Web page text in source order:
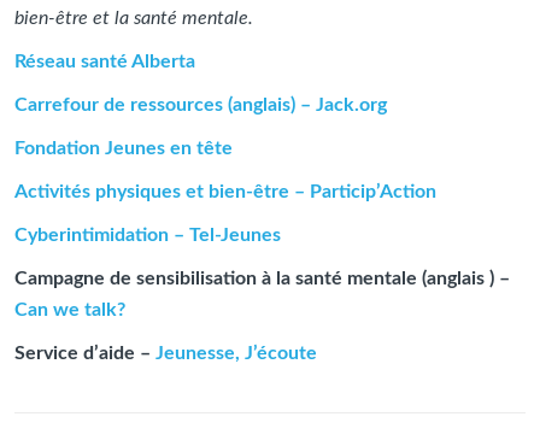
bien-être et la santé mentale.
Réseau santé Alberta
Carrefour de ressources (anglais) – Jack.org
Fondation Jeunes en tête
Activités physiques et bien-être – Particip’Action
Cyberintimidation – Tel-Jeunes
Campagne de sensibilisation à la santé mentale (anglais ) –
Can we talk?
Service d’aide – Jeunesse, J’écoute